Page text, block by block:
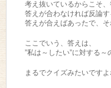
考え抜いているからこそ
答えが合わなければ反論
答えが合えばあったで、そ
ここでいう、答えは、
”私は～したい”に対する～
まるでクイズみたいですよ